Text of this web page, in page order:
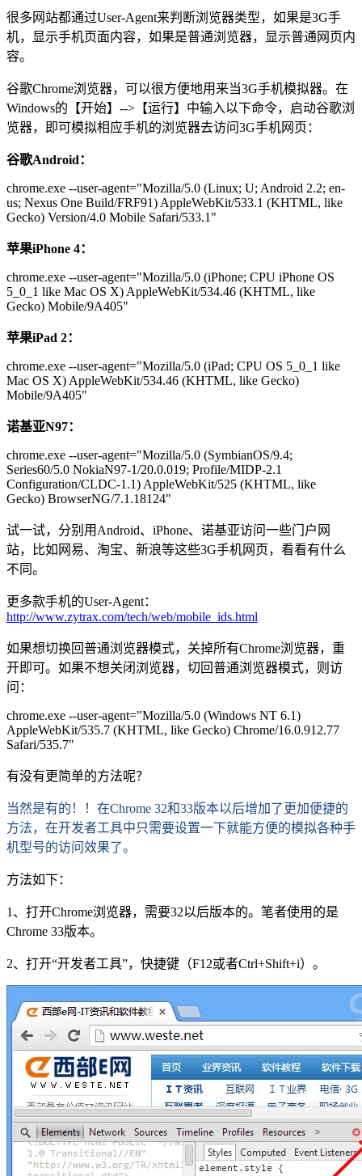
很多网站都通过User-Agent来判断浏览器类型，如果是3G手
机，显示手机页面内容，如果是普通浏览器，显示普通网页内
容。
谷歌Chrome浏览器，可以很方便地用来当3G手机模拟器。在
Windows的【开始】-->【运行】中输入以下命令，启动谷歌浏
览器，即可模拟相应手机的浏览器去访问3G手机网页：
谷歌Android：
chrome.exe --user-agent="Mozilla/5.0 (Linux; U; Android 2.2; en-
us; Nexus One Build/FRF91) AppleWebKit/533.1 (KHTML, like
Gecko) Version/4.0 Mobile Safari/533.1"
苹果iPhone 4：
chrome.exe --user-agent="Mozilla/5.0 (iPhone; CPU iPhone OS
5_0_1 like Mac OS X) AppleWebKit/534.46 (KHTML, like
Gecko) Mobile/9A405"
苹果iPad 2：
chrome.exe --user-agent="Mozilla/5.0 (iPad; CPU OS 5_0_1 like
Mac OS X) AppleWebKit/534.46 (KHTML, like Gecko)
Mobile/9A405"
诺基亚N97：
chrome.exe --user-agent="Mozilla/5.0 (SymbianOS/9.4;
Series60/5.0 NokiaN97-1/20.0.019; Profile/MIDP-2.1
Configuration/CLDC-1.1) AppleWebKit/525 (KHTML, like
Gecko) BrowserNG/7.1.18124"
试一试，分别用Android、iPhone、诺基亚访问一些门户网
站，比如网易、淘宝、新浪等这些3G手机网页，看看有什么
不同。
更多款手机的User-Agent：
http://www.zytrax.com/tech/web/mobile_ids.html
如果想切换回普通浏览器模式，关掉所有Chrome浏览器，重
开即可。如果不想关闭浏览器，切回普通浏览器模式，则访
问：
chrome.exe --user-agent="Mozilla/5.0 (Windows NT 6.1)
AppleWebKit/535.7 (KHTML, like Gecko) Chrome/16.0.912.77
Safari/535.7"
有没有更简单的方法呢？
当然是有的！！在Chrome 32和33版本以后增加了更加便捷的
方法，在开发者工具中只需要设置一下就能方便的模拟各种手
机型号的访问效果了。
方法如下：
1、打开Chrome浏览器，需要32以后版本的。笔者使用的是
Chrome 33版本。
2、打开“开发者工具”，快捷键（F12或者Ctrl+Shift+i）。